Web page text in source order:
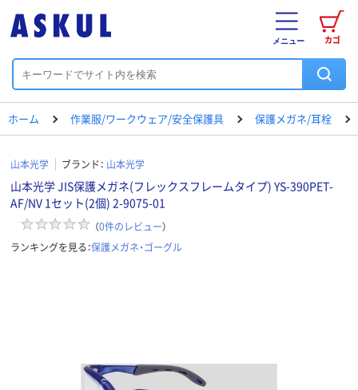
カゴ
メニュー
ホーム 作業服/ワークウェア/安全保護具 保護メガネ/耳栓
山本光学 ブランド： 山本光学
山本光学 JIS保護メガネ(フレックスフレームタイプ) YS-390PET-
AF/NV 1セット(2個) 2-9075-01
（0件のレビュー）
ランキングを見る：保護メガネ・ゴーグル